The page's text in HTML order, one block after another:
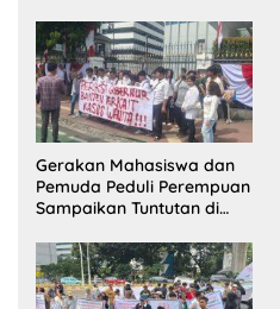
Gerakan Mahasiswa dan
Pemuda Peduli Perempuan
Sampaikan Tuntutan di